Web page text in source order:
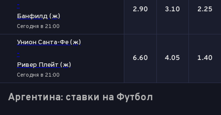
-
Банфилд (ж)
Сегодня в 21:00
2.90 3.10 2.25
Унион Санта-Фе (ж)
-
Ривер Плейт (ж)
Сегодня в 21:00
6.60 4.05 1.40
Аргентина: ставки на Футбол